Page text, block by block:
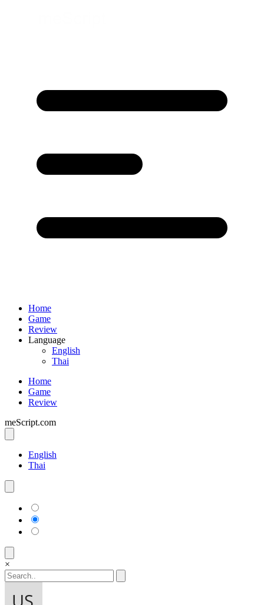
Home
Game
Review
Language
English
Thai
Home
Game
Review
meScript.com
English
Thai
×